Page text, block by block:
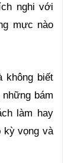
nghi với
mực nào
không biết
bám
làm hay
kỳ vọng và